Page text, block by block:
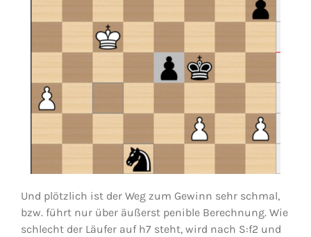
Und plötzlich ist der Weg zum Gewinn sehr schmal,
bzw. führt nur über äußerst penible Berechnung. Wie
schlecht der Läufer auf h7 steht, wird nach S:f2 und